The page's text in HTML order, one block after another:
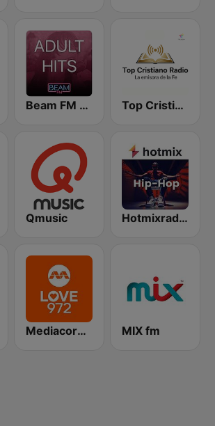
Beam FM - Adult Hits Top Cristiano Radio
Qmusic Hotmixradio Hip Hop
Mediacorp LOVE 972 MIX fm